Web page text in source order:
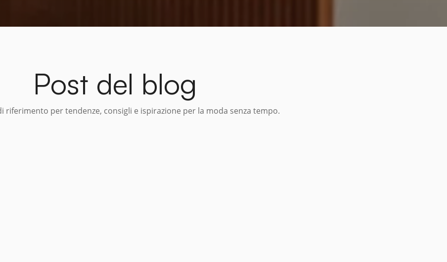
Post del blog
riferimento per tendenze, consigli e ispirazione per la moda senza tempo.